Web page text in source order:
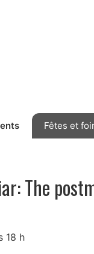
Fêtes et
The
18 h